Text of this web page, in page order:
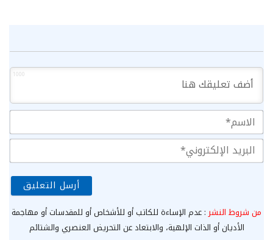
1000
من شروط النشر : عدم الإساءة للكاتب أو للأشخاص أو للمقدسات أو مهاجمة
الأديان أو الذات الإلهية، والابتعاد عن التحريض العنصري والشتائم